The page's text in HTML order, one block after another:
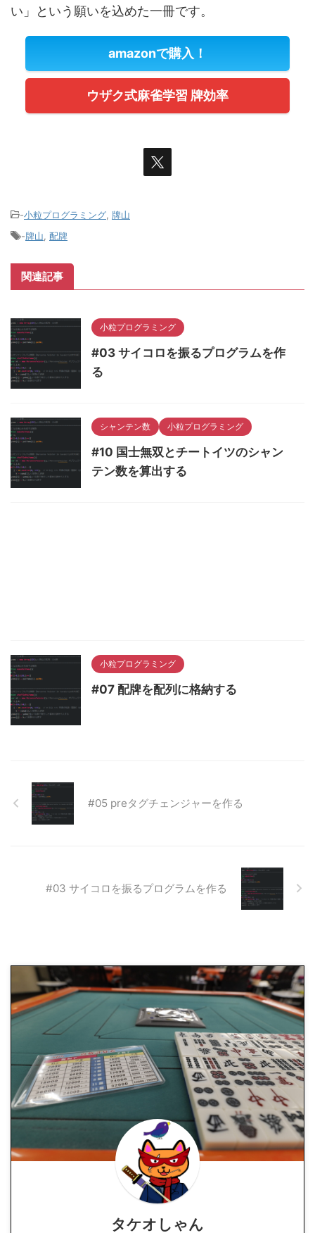
い」という願いを込めた一冊です。
amazonで購入！
ウザク式麻雀学習 牌効率
-小粒プログラミング 牌山
-牌山 配牌
関連記事
小粒プログラミング
#03 サイコロを振るプログラムを作
る
シャンテン数 小粒プログラミング
#10 国士無双とチートイツのシャン
テン数を算出する
小粒プログラミング
#07 配牌を配列に格納する
#05 preタグチェンジャーを作る
#03 サイコロを振るプログラムを作る
タケオしゃん